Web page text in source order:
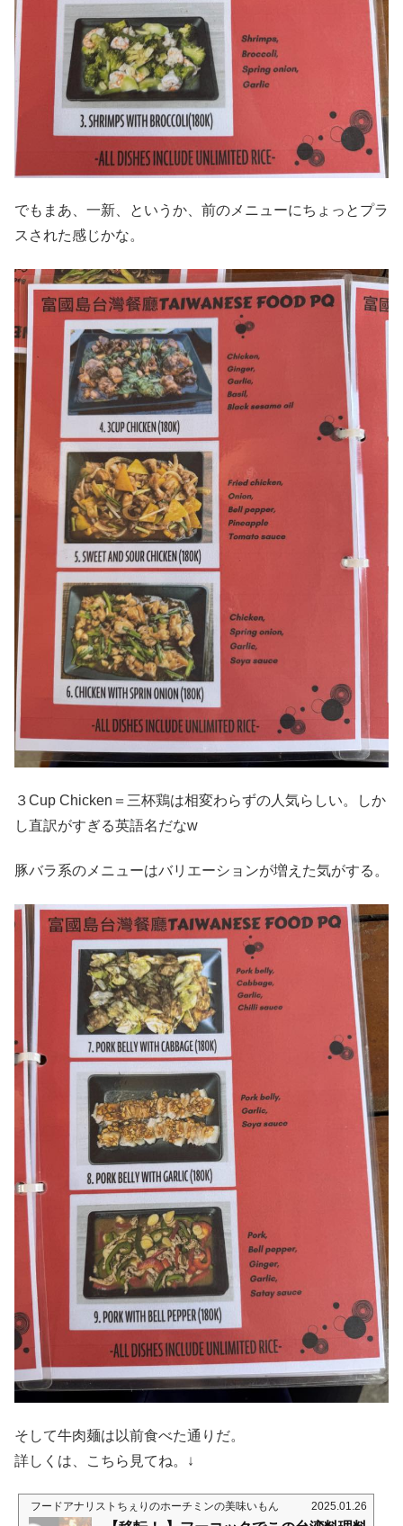
でもまあ、一新、というか、前のメニューにちょっとプラ
スされた感じかな。
３Cup Chicken＝三杯鶏は相変わらずの人気らしい。しか
し直訳がすぎる英語名だなw
豚バラ系のメニューはバリエーションが増えた気がする。
そして牛肉麺は以前食べた通りだ。
詳しくは、こちら見てね。↓
フードアナリストちぇりのホーチミンの美味いもん 2025.01.26